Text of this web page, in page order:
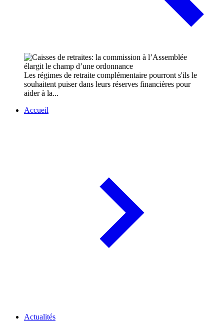
Les régimes de retraite complémentaire pourront s'ils le
souhaitent puiser dans leurs réserves financières pour
aider à la...
Accueil
Actualités